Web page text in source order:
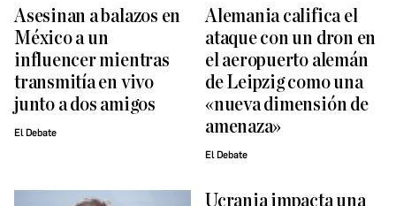
Asesinan a balazos en
México a un
influencer mientras
transmitía en vivo
junto a dos amigos
El Debate
Alemania califica el
ataque con un dron en
el aeropuerto alemán
de Leipzig como una
«nueva dimensión de
amenaza»
El Debate
Ucrania impacta una